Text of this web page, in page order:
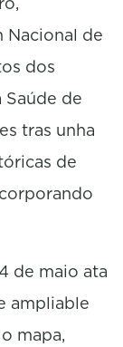
Nacional de
dos
Saúde de
tras unha
de
de maio ata
ampliable
mapa,